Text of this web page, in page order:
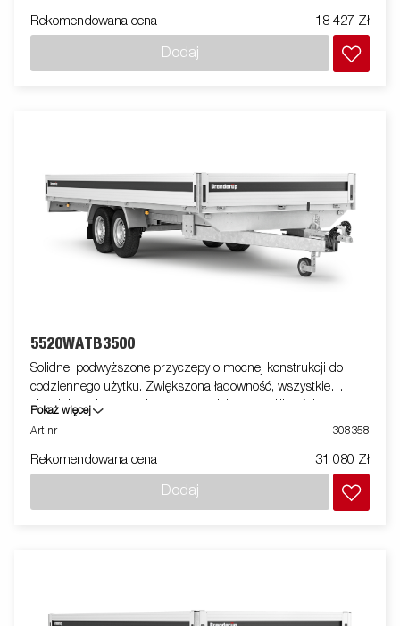
profesjonalne zamki. Dostępna szeroka gama akcesoriów.
opcjonalne elementy wyposażenia.
Rekomendowana cena 18 427 Zł
Dodaj
5520WATB3500
Solidne, podwyższone przyczepy o mocnej konstrukcji do
codziennego użytku. Zwiększona ładowność, wszystkie
aluminiowe burty otwierane, co zwiększa możliwości przyczepy
w obszarze zastosowań - może służyć również jako laweta.
profesjonalne zamki. Dostępna szeroka gama akcesoriów.
opcjonalne elementy wyposażenia.
Pokaż więcej
Art nr
308358
Rekomendowana cena 31 080 Zł
Dodaj